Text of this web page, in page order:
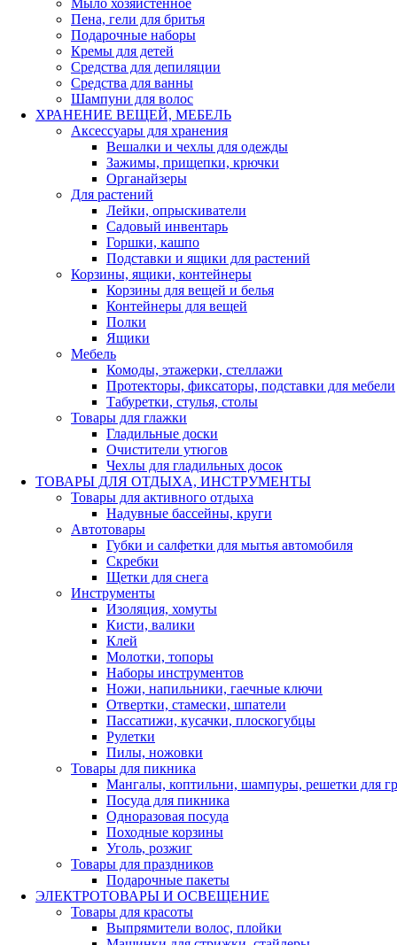
Мыло хозяйстенное
Пена, гели для бритья
Подарочные наборы
Кремы для детей
Средства для депиляции
Средства для ванны
Шампуни для волос
ХРАНЕНИЕ ВЕЩЕЙ, МЕБЕЛЬ
Аксессуары для хранения
Вешалки и чехлы для одежды
Зажимы, прищепки, крючки
Органайзеры
Для растений
Лейки, опрыскиватели
Садовый инвентарь
Горшки, кашпо
Подставки и ящики для растений
Корзины, ящики, контейнеры
Корзины для вещей и белья
Контейнеры для вещей
Полки
Ящики
Мебель
Комоды, этажерки, стеллажи
Протекторы, фиксаторы, подставки для мебели
Табуретки, стулья, столы
Товары для глажки
Гладильные доски
Очистители утюгов
Чехлы для гладильных досок
ТОВАРЫ ДЛЯ ОТДЫХА, ИНСТРУМЕНТЫ
Товары для активного отдыха
Надувные бассейны, круги
Автотовары
Губки и салфетки для мытья автомобиля
Скребки
Щетки для снега
Инструменты
Изоляция, хомуты
Кисти, валики
Клей
Молотки, топоры
Наборы инструментов
Ножи, напильники, гаечные ключи
Отвертки, стамески, шпатели
Пассатижи, кусачки, плоскогубцы
Рулетки
Пилы, ножовки
Товары для пикника
Мангалы, коптильни, шампуры, решетки для
Посуда для пикника
Одноразовая посуда
Походные корзины
Уголь, розжиг
Товары для праздников
Подарочные пакеты
ЭЛЕКТРОТОВАРЫ И ОСВЕЩЕНИЕ
Товары для красоты
Выпрямители волос, плойки